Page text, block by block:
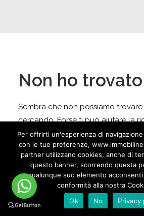
Non ho
Sembra che non possiamo
cercando. Forse ti può aiutare la
Per offrirti un'esperienza di
con le tue preferenze,
partner utilizzano cookies, anche di
questo banner, scorrendo questa
qualunque suo elemento
conformità alla nostra
Ok
No Privacy